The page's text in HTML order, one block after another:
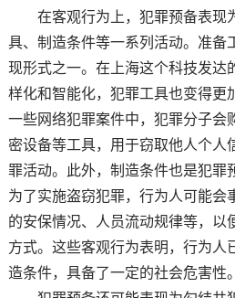
在客观行为上，犯罪预备表现
具、制造条件等一系列活动。准备
现形式之一。在上海这个科技发达
样化和智能化，犯罪工具也变得更
一些网络犯罪案件中，犯罪分子会
密设备等工具，用于窃取他人个人
罪活动。此外，制造条件也是犯罪
为了实施盗窃犯罪，行为人可能会
的安保情况、人员流动规律等，以
方式。这些客观行为表明，行为人
造条件，具备了一定的社会危害性。